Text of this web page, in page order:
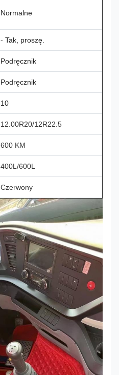
Normalne
- Tak, proszę.
Podręcznik
Podręcznik
10
12.00R20/12R22.5
600 KM
400L/600L
Czerwony